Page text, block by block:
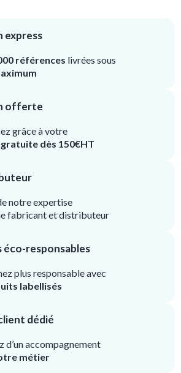
express
références livrées sous
offerte
grâce à votre
dès 150€HT
notre expertise
fabricant et distributeur
éco-responsables
plus responsable avec
labellisés
dédié
d’un accompagnement
métier